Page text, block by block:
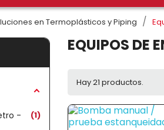
en Termoplásticos y Piping
- 1
EQUIPOS DE
Hay 21 productos.